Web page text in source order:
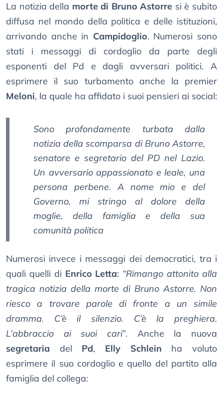
La notizia della morte di Bruno Astorre si è subito
diffusa nel mondo della politica e delle istituzioni,
arrivando anche in Campidoglio. Numerosi sono
stati i messaggi di cordoglio da parte degli
esponenti del Pd e dagli avversari politici. A
esprimere il suo turbamento anche la premier
Meloni, la quale ha affidato i suoi pensieri ai social:
Sono profondamente turbata dalla
notizia della scomparsa di Bruno Astorre,
senatore e segretario del PD nel Lazio.
Un avversario appassionato e leale, una
persona perbene. A nome mio e del
Governo, mi stringo al dolore della
moglie, della famiglia e della sua
comunità politica
Numerosi invece i messaggi dei democratici, tra i
quali quelli di Enrico Letta: “Rimango attonito alla
tragica notizia della morte di Bruno Astorre. Non
riesco a trovare parole di fronte a un simile
dramma. C’è il silenzio. C’è la preghiera.
L’abbraccio ai suoi cari”. Anche la nuova
segretaria del Pd, Elly Schlein ha voluto
esprimere il suo cordoglio e quello del partito alla
famiglia del collega: